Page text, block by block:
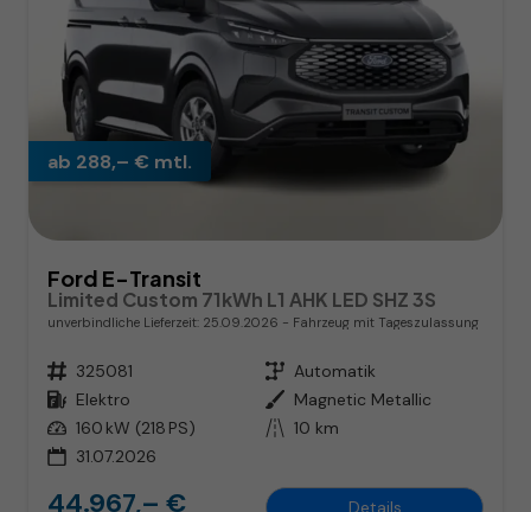
ab 288,– € mtl.
Ford E-Transit
Limited Custom 71kWh L1 AHK LED SHZ 3S
unverbindliche Lieferzeit: 25.09.2026 Fahrzeug mit Tageszulassung
Fahrzeugnr. 325081 Getriebe Automatik
Kraftstoff Elektro Außenfarbe Magnetic Metallic
Leistung 160 kW (218 PS) Kilometerstand 10 km
31.07.2026
44.967,– € Details